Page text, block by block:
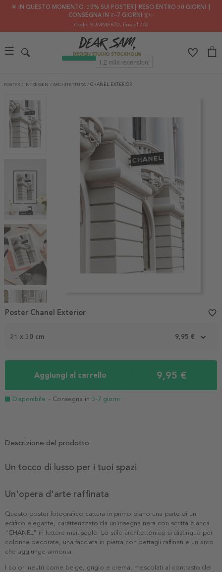
🌟 IN QUESTO MOMENTO: 30% SUI POSTER┃ RESO ENTRO 30 GIORNI ┃
CONSEGNA IN 2–7 GIORNI 📦✨
Code: SUMMER30, fino al 7/8
POSTER / INTRESSEN / ARCHITETTURA / CHANEL EXTERIOR
Item
1
21 x 30 cm 9,95 €
Aggiungi al carrello 9,95 €
Disponibile - Consegna in 3-7 giorni
Poster Chanel Exterior favorite_border
Descrizione del prodotto
Un tocco di lusso per i tuoi spazi
Un'opera d'arte raffinata
Questo poster fotografico cattura in primo piano una parte di un
edifico elegante, caratterizzato da un'insegna nera con scritta bianca
"CHANEL" in lettere maiuscole. Lo stile architettonico si distingue per
colonne decorate, una facciata in pietra con dettagli raffinati e un arco
che aggiunge armonia.
I colori neutri come beige, grigio e crema, mescolati al contrasto del